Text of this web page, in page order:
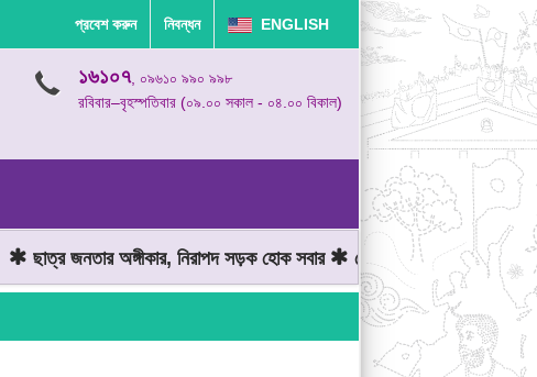
প্রবেশ করুন নিবন্ধন ENGLISH
১৬১০৭, ০৯৬১০ ৯৯০ ৯৯৮
রবিবার–বৃহস্পতিবার (০৯.০০ সকাল - ০৪.০০ বিকাল)
ছাত্র জনতার অঙ্গীকার, নিরাপদ সড়ক হোক সবার মোটরযান চালানোর সময় গতিসীমা